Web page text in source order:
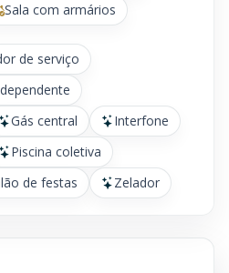
Sala com armários
de serviço
Gás central
Interfone
Piscina coletiva
de festas Zelador